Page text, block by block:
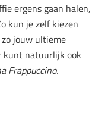
ergens gaan halen,
kun je zelf kiezen
jouw ultieme
kunt natuurlijk ook
Frappuccino.